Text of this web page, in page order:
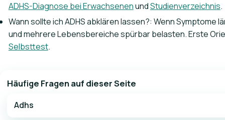
ADHS-Diagnose bei ErwachsenenundStudienverzeichnis.
Wann sollte ich ADHS abklären lassen?: Wenn Symptome
und mehrere Lebensbereiche spürbar belasten. Erste
Selbsttest.
Häufige Fragen auf dieser Seite
Adhs